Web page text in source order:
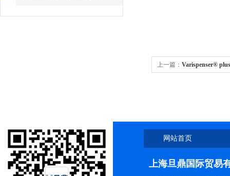
故障的排除
上一篇： Varispenser®
网站首页
上海旦鼎国际贸易